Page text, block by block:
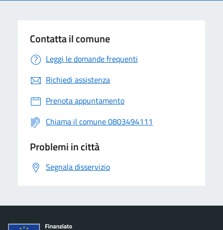
Contatta il comune
Leggi le domande frequenti
Richiedi assistenza
Prenota appuntamento
Chiama il comune 0803494111
Problemi in città
Segnala disservizio